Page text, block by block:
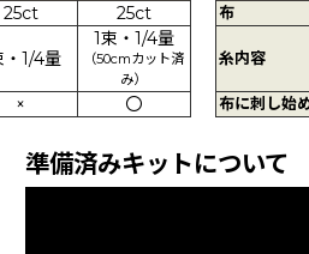
25ct 25ct
・1/4量
1束・1/4量
（50cmカット済
み）
× 〇
布
糸内容
布に刺し始
準備済みキットについて